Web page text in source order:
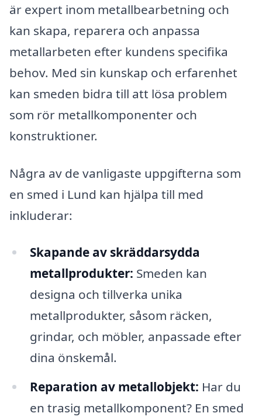
är expert inom metallbearbetning och
kan skapa, reparera och anpassa
metallarbeten efter kundens specifika
behov. Med sin kunskap och erfarenhet
kan smeden bidra till att lösa problem
som rör metallkomponenter och
konstruktioner.
Några av de vanligaste uppgifterna som
en smed i Lund kan hjälpa till med
inkluderar:
Skapande av skräddarsydda
metallprodukter: Smeden kan
designa och tillverka unika
metallprodukter, såsom räcken,
grindar, och möbler, anpassade efter
dina önskemål.
Reparation av metallobjekt: Har du
en trasig metallkomponent? En smed